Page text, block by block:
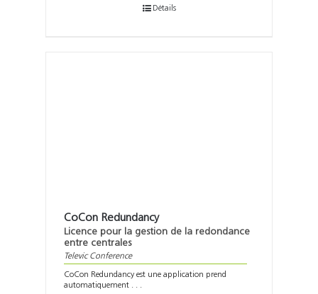
Détails
CoCon Redundancy
Licence pour la gestion de la redondance
entre centrales
Televic Conference
CoCon Redundancy est une application prend
automatiquement . . .